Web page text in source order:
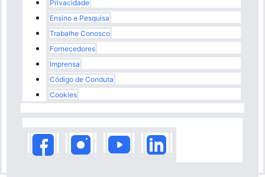
Privacidade
Ensino e Pesquisa
Trabalhe Conosco
Fornecedores
Imprensa
Código de Conduta
Cookies